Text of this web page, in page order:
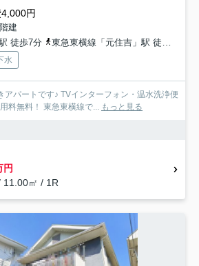
円
建
徒歩7分
東急東横線「元住吉」駅 徒歩10分
水
アパートです♪ TVインターフォン・温水洗浄便
料無料！ 東急東横線で... もっと見る
円
11.00㎡ / 1R